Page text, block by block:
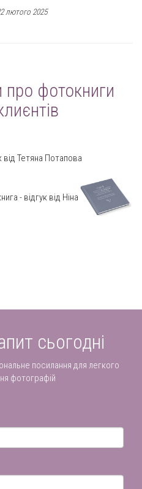
лютого 2025
про фотокниги
від Тетяна Потапова
- відгук від Ніна
сьогодні
посилання для легкого
фотографій